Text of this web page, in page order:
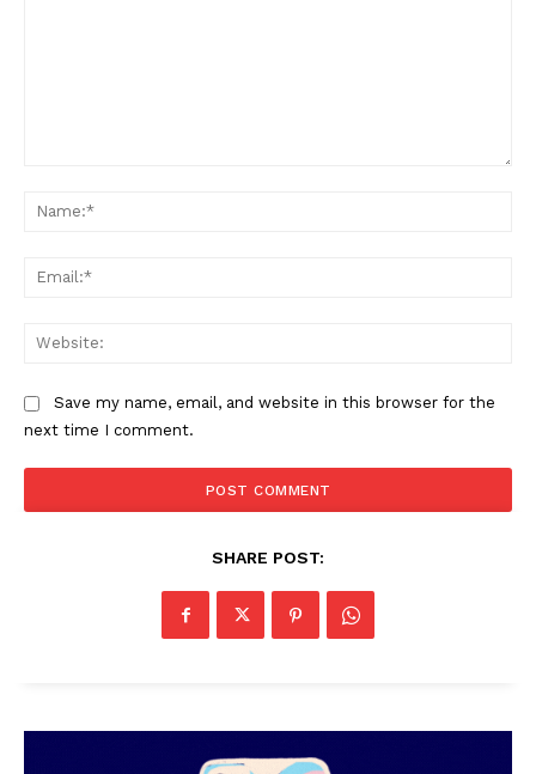
Save my name, email, and website in this browser for the
next time I comment.
SHARE POST: